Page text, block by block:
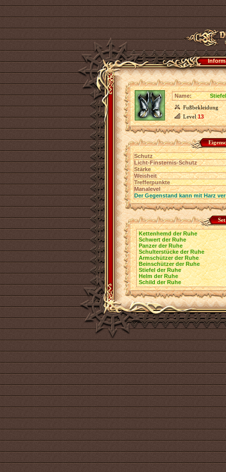
Name:
Fußbekleidung
Level13
Schutz
Licht-Finsternis-Schutz
Stärke
Weisheit
Trefferpunkte
Manalevel
Der Gegenstand kann mit Harz
Kettenhemd der Ruhe
Schwert der Ruhe
Panzer der Ruhe
Schulterstücke der Ruhe
Armschützer der Ruhe
Beinschützer der Ruhe
Stiefel der Ruhe
Helm der Ruhe
Schild der Ruhe